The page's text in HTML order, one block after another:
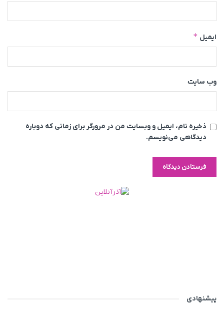
ایمیل *
وب‌ سایت
ذخیره نام، ایمیل و وبسایت من در مرورگر برای زمانی که دوباره
دیدگاهی می‌نویسم.
پیشنهادی